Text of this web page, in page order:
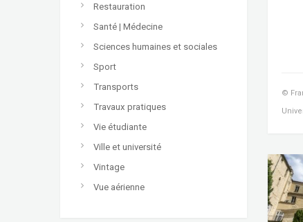
Restauration
Santé | Médecine
Sciences humaines et sociales
Sport
Transports
Travaux pratiques
Vie étudiante
Ville et université
Vintage
Vue aérienne
©